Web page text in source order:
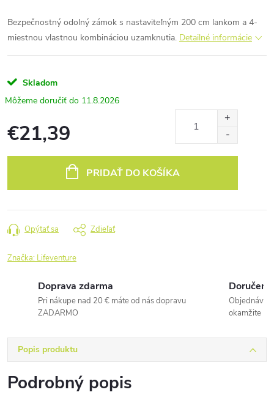
Bezpečnostný odolný zámok s nastaviteľným 200 cm lankom a 4-
miestnou vlastnou kombináciou uzamknutia. Detailné informácie
Skladom
11.8.2026
€21,39
PRIDAŤ DO KOŠÍKA
Opýtať sa Zdieľať
Značka: Lifeventure
Doprava zdarma
Pri nákupe nad 20 € máte od nás dopravu
ZADARMO
okamžite
Popis produktu
Podrobný popis